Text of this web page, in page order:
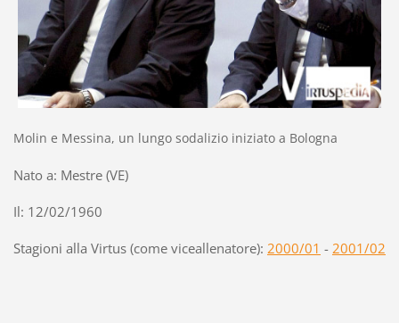
Molin e Messina, un lungo sodalizio iniziato a Bologna
Nato a: Mestre (VE)
Il: 12/02/1960
Stagioni alla Virtus (come viceallenatore): 2000/01 - 2001/02